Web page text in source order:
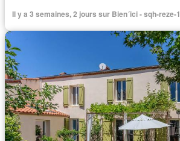
Il y a 3 semaines, 2 jours sur Bien´ici - sqh-reze-1